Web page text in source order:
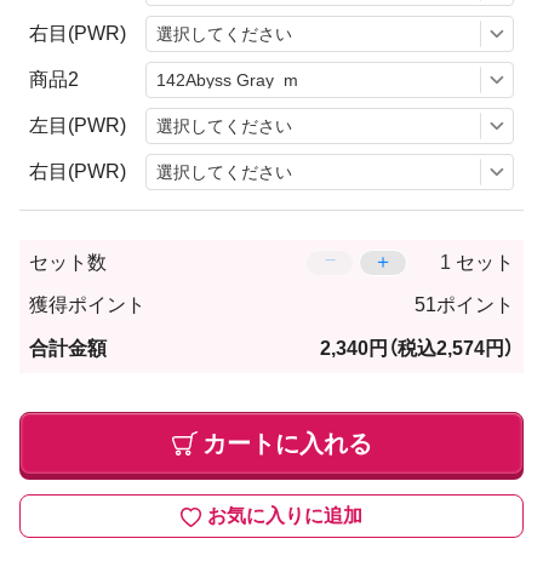
右目(PWR)
商品2
左目(PWR)
右目(PWR)
セット数 − ＋ セット
獲得ポイント 51ポイント
合計金額 2,340円 （税込2,574円）
カートに入れる
お気に入りに追加